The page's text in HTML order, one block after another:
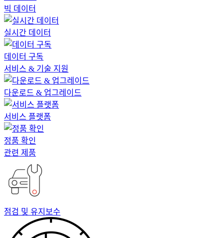
빅 데이터
실시간 데이터
데이터 구독
서비스 & 기술 지원
다운로드 & 업그레이드
서비스 플랫폼
정품 확인
관련 제품
점검 및 유지보수